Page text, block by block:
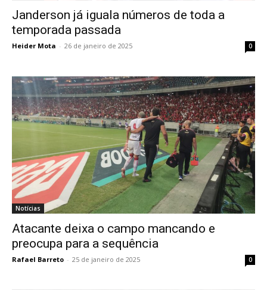
Janderson já iguala números de toda a
temporada passada
Heider Mota - 26 de janeiro de 2025 0
Notícias
Atacante deixa o campo mancando e
preocupa para a sequência
Rafael Barreto - 25 de janeiro de 2025 0